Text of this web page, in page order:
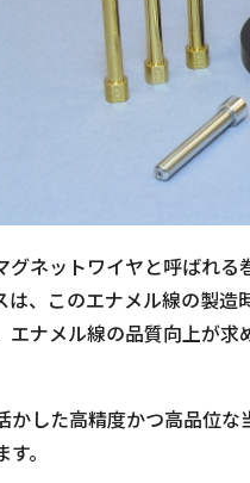
グネットワイヤと呼ばれ
は、このエナメル線の製
エナメル線の品質向上が
かした高精度かつ高品位
。